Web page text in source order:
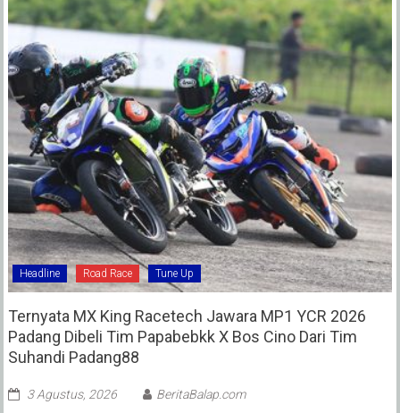
Headline Road Race Tune Up
Ternyata MX King Racetech Jawara MP1 YCR 2026
Padang Dibeli Tim Papabebkk X Bos Cino Dari Tim
Suhandi Padang88
3 Agustus, 2026 BeritaBalap.com